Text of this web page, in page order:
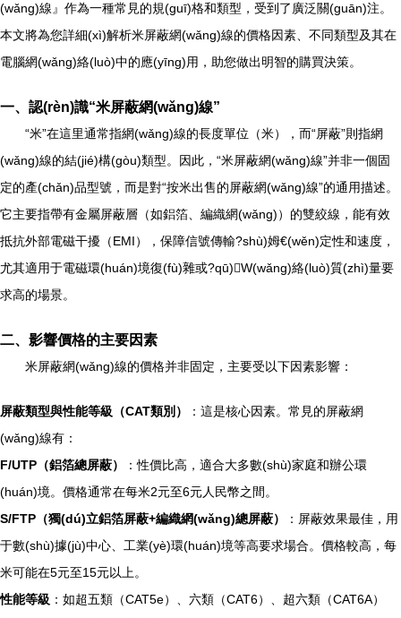
(wǎng)線』作為一種常見的規(guī)格和類型，受到了廣泛關(guān)注。
本文將為您詳細(xì)解析米屏蔽網(wǎng)線的價格因素、不同類型及其在
電腦網(wǎng)絡(luò)中的應(yīng)用，助您做出明智的購買決策。
一、認(rèn)識“米屏蔽網(wǎng)線”
“米”在這里通常指網(wǎng)線的長度單位（米），而“屏蔽”則指網
(wǎng)線的結(jié)構(gòu)類型。因此，“米屏蔽網(wǎng)線”并非一個固
定的產(chǎn)品型號，而是對“按米出售的屏蔽網(wǎng)線”的通用描述。
它主要指帶有金屬屏蔽層（如鋁箔、編織網(wǎng)）的雙絞線，能有效
抵抗外部電磁干擾（EMI），保障信號傳輸?shù)姆€(wěn)定性和速度，
尤其適用于電磁環(huán)境復(fù)雜或?qū)W(wǎng)絡(luò)質(zhì)量要
求高的場景。
二、影響價格的主要因素
米屏蔽網(wǎng)線的價格并非固定，主要受以下因素影響：
屏蔽類型與性能等級（CAT類別）
：這是核心因素。常見的屏蔽網
(wǎng)線有：
F/UTP（鋁箔總屏蔽）
：性價比高，適合大多數(shù)家庭和辦公環
(huán)境。價格通常在每米2元至6元人民幣之間。
S/FTP（獨(dú)立鋁箔屏蔽+編織網(wǎng)總屏蔽）
：屏蔽效果最佳，用
于數(shù)據(jù)中心、工業(yè)環(huán)境等高要求場合。價格較高，每
米可能在5元至15元以上。
性能等級 ：如超五類（CAT5e）、六類（CAT6）、超六類（CAT6A）